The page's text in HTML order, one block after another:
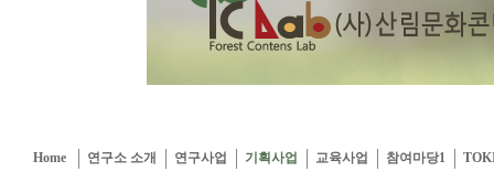
Home 연구소 소개 연구사업 기획사업 교육사업 참여마당1